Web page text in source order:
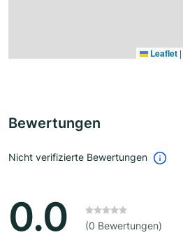
Leaflet |
Bewertungen
Nicht verifizierte Bewertungen
0.0 (0 Bewertungen)